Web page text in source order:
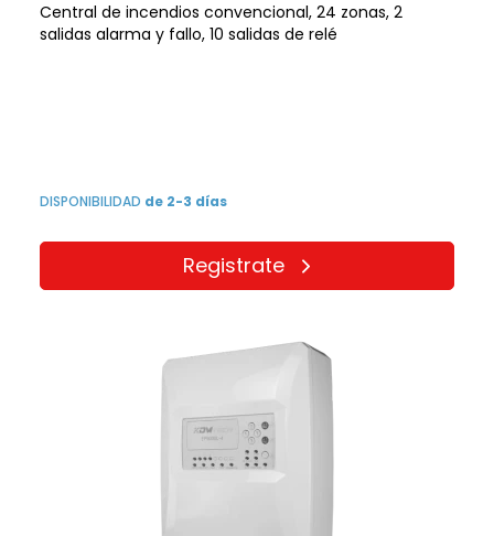
Central de incendios convencional, 24 zonas, 2
salidas alarma y fallo, 10 salidas de relé
DISPONIBILIDAD de 2-3 días
Registrate